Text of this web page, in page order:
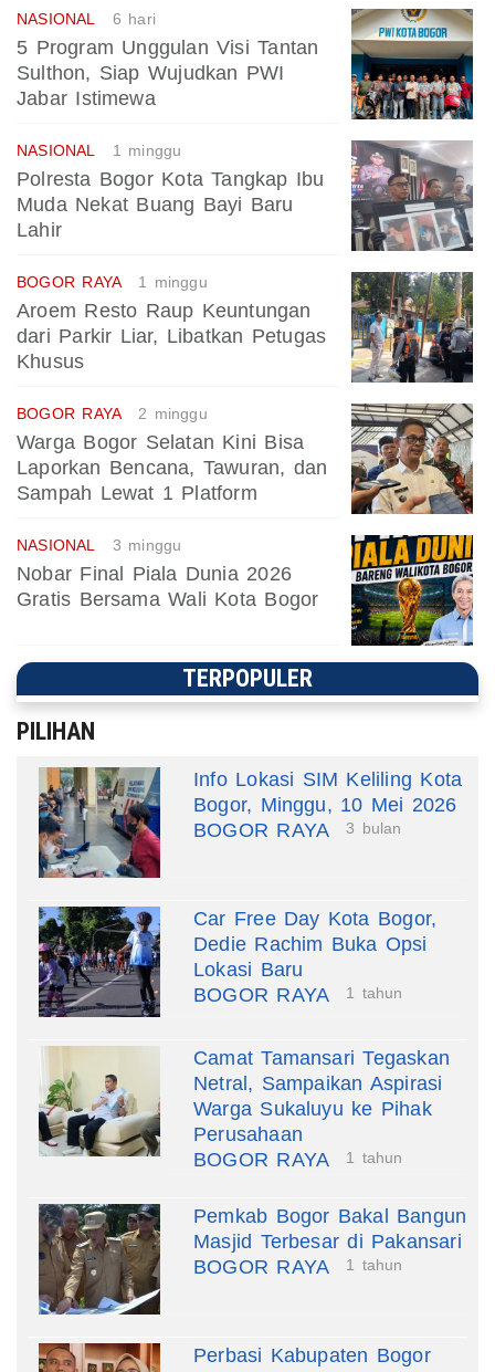
NASIONAL 6 hari
5 Program Unggulan Visi Tantan
Sulthon, Siap Wujudkan PWI
Jabar Istimewa
NASIONAL 1 minggu
Polresta Bogor Kota Tangkap Ibu
Muda Nekat Buang Bayi Baru
Lahir
BOGOR RAYA 1 minggu
Aroem Resto Raup Keuntungan
dari Parkir Liar, Libatkan Petugas
Khusus
BOGOR RAYA 2 minggu
Warga Bogor Selatan Kini Bisa
Laporkan Bencana, Tawuran, dan
Sampah Lewat 1 Platform
NASIONAL 3 minggu
Nobar Final Piala Dunia 2026
Gratis Bersama Wali Kota Bogor
TERPOPULER
PILIHAN
Info Lokasi SIM Keliling Kota
Bogor, Minggu, 10 Mei 2026
BOGOR RAYA
3 bulan
Car Free Day Kota Bogor,
Dedie Rachim Buka Opsi
Lokasi Baru
BOGOR RAYA
1 tahun
Camat Tamansari Tegaskan
Netral, Sampaikan Aspirasi
Warga Sukaluyu ke Pihak
Perusahaan
BOGOR RAYA
1 tahun
Pemkab Bogor Bakal Bangun
Masjid Terbesar di Pakansari
BOGOR RAYA
1 tahun
Perbasi Kabupaten Bogor